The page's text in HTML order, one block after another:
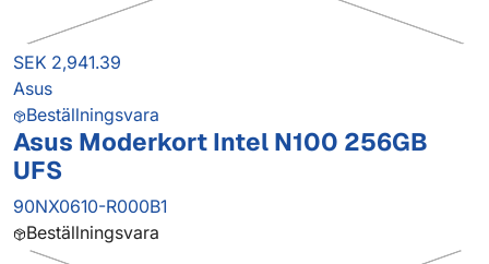
SEK 2,941.39
Asus
Beställningsvara
Asus Moderkort Intel N100 256GB
UFS
90NX0610-R000B1
Beställningsvara